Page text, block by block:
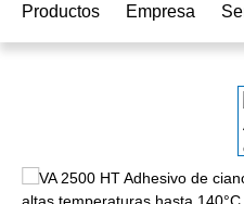
Productos Empresa